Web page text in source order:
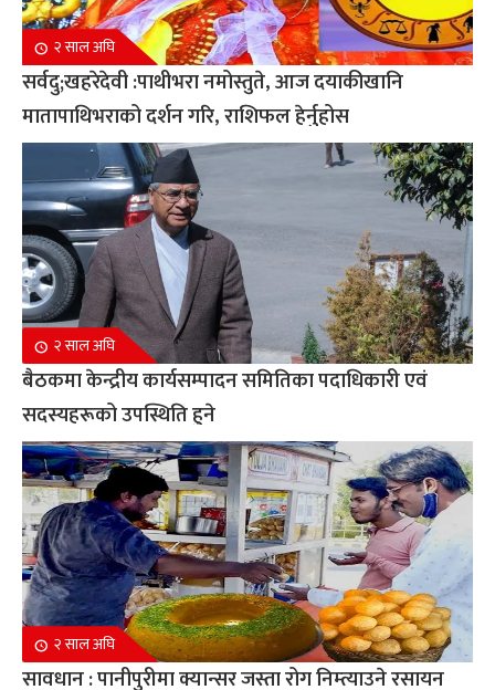
२ साल अघि
सर्वदु;खहरेदेवी :पाथीभरा नमोस्तुते, आज दयाकीखानि
मातापाथिभराको दर्शन गरि, राशिफल हेर्नुहोस
२ साल अघि
बैठकमा केन्द्रीय कार्यसम्पादन समितिका पदाधिकारी एवं
सदस्यहरूको उपस्थिति हुने
२ साल अघि
सावधान : पानीपुरीमा क्यान्सर जस्ता रोग निम्त्याउने रसायन